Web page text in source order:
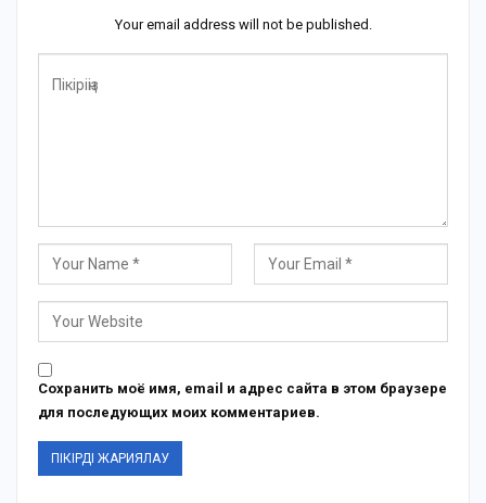
Your email address will not be published.
Сохранить моё имя, email и адрес сайта в этом браузере
для последующих моих комментариев.